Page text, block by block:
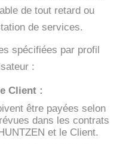
de tout retard ou
de services.
spécifiées par profil
:
Client :
être payées selon
dans les contrats
et le Client.